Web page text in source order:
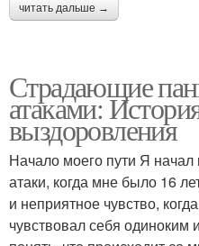
читать дальше →
Страдающие
атаками:
выздоровления
Начало моего пути Я
атаки, когда мне было 16
и неприятное чувство,
чувствовал себя